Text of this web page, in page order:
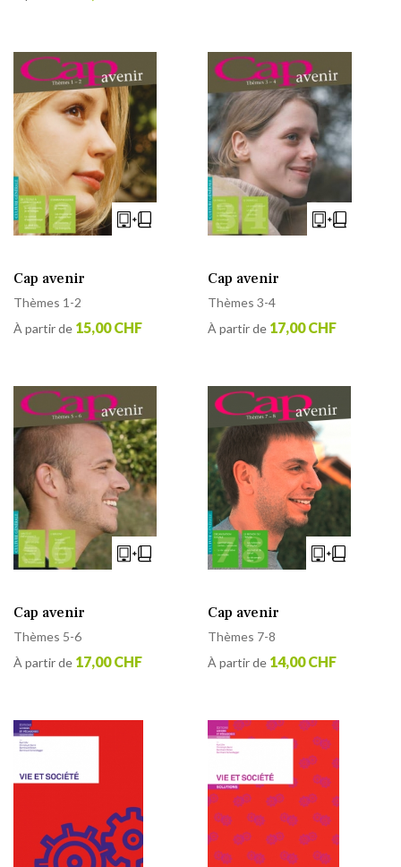
Cap avenir
Thèmes 1-2
À partir de 15,00 CHF
Cap avenir
Thèmes 3-4
À partir de 17,00 CHF
Cap avenir
Thèmes 5-6
À partir de 17,00 CHF
Cap avenir
Thèmes 7-8
À partir de 14,00 CHF